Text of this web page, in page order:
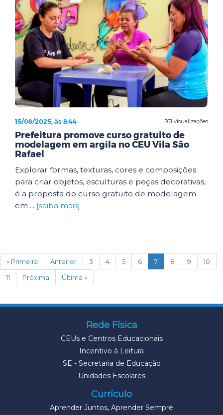
361 visualizações
15/08/2025, às 8:44
Prefeitura promove curso gratuito de
modelagem em argila no CEU Vila São
Rafael
Explorar formas, texturas, cores e composições
para criar objetos, esculturas e peças decorativas,
é a proposta do curso gratuito de modelagem
em ... [saiba mais]
« Primeira Anterior 3 4 5 6 7(current)
8 9
10
11
Próxima Última »
Rede Física
CEUs e Centros Educacionais
Incentivo à Leitura
SE - Secretaria de Educação
Unidades Escolares
Currículo
Aprender Juntos, Aprender Sempre